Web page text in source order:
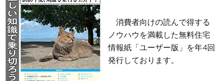
消費者向けの読んで得する
ノウハウを満載した無料住宅
情報紙「ユーザー版」を年4回
発行しております。